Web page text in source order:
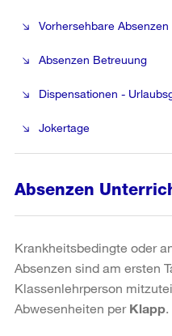
Vorhersehbare Absenzen
Absenzen Betreuung
Dispensationen -
Jokertage
Absenzen
Krankheitsbedingte oder
Absenzen sind am ersten
Klassenlehrperson
Abwesenheiten perKlapp.